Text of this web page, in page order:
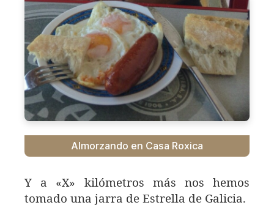
Almorzando en Casa Roxica
Y a «X» kilómetros más nos hemos
tomado una jarra de Estrella de Galicia.